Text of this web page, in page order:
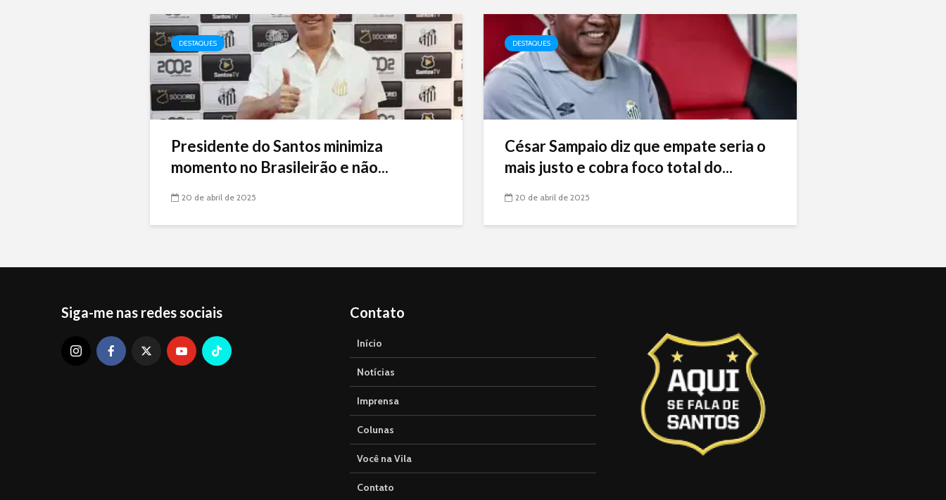
DESTAQUES
Presidente do Santos minimiza
momento no Brasileirão e não...
20 de abril de 2025
DESTAQUES
César Sampaio diz que empate seria o
mais justo e cobra foco total do...
20 de abril de 2025
Siga-me nas redes sociais Contato
Início
Notícias
Imprensa
Colunas
Você na Vila
Contato